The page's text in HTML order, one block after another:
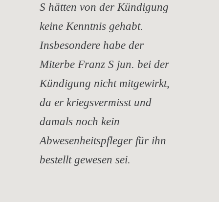
S hätten von der Kündigung
keine Kenntnis gehabt.
Insbesondere habe der
Miterbe Franz S jun. bei der
Kündigung nicht mitgewirkt,
da er kriegsvermisst und
damals noch kein
Abwesenheitspfleger für ihn
bestellt gewesen sei.